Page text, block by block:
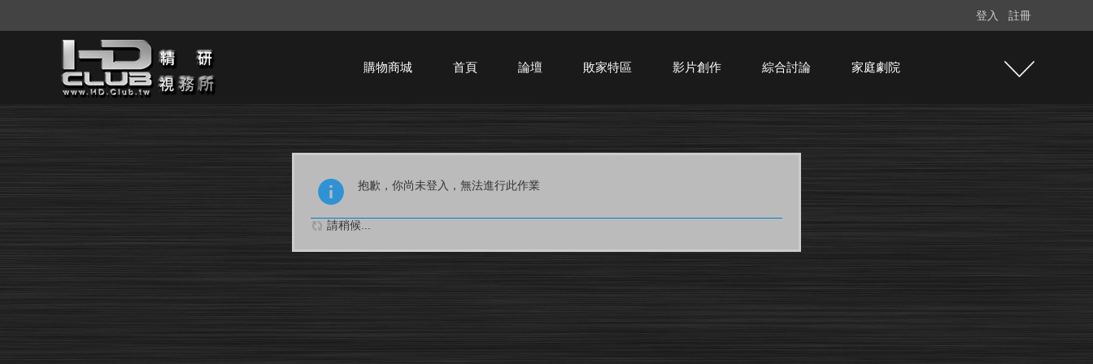
登入 註冊
購物商城 首頁 論壇 敗家特區 影片創作 綜合討論 家庭劇院
抱歉，你尚未登入，無法進行此作業
請稍候...